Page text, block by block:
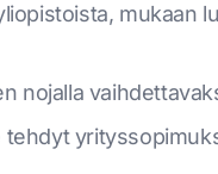
mukaan
nojalla
tehdyt